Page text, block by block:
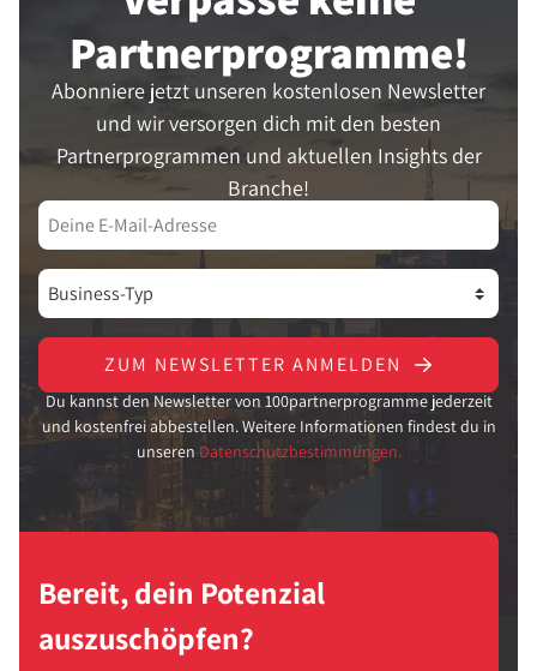
Partner­programme!
Abonniere jetzt unseren kostenlosen Newsletter
und wir versorgen dich mit den besten
Partnerprogrammen und aktuellen Insights der
Branche!
ZUM NEWSLETTER ANMELDEN
Du kannst den Newsletter von 100partnerprogramme jederzeit
und kostenfrei abbestellen. Weitere Informationen findest du in
unseren Datenschutzbestimmungen.
Bereit, dein Potenzial
auszuschöpfen?